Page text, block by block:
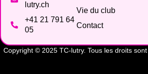
lutry.ch
+41 21 791 64
05
Vie du club
Contact
Copyright © 2025 TC-lutry. Tous les droits